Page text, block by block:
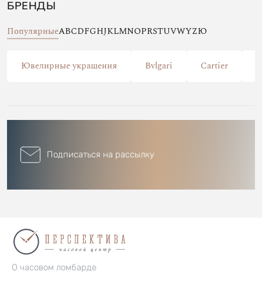
БРЕНДЫ
ПопулярныеABCDFGHJKLMNOPRSTUVWYZЮ
Ювелирные украшения Bvlgari Cartier
Подписаться на рассылку
О часовом ломбарде